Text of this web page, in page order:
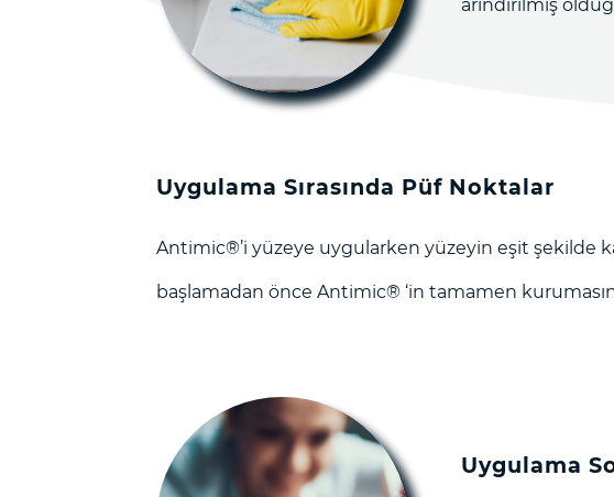
arındırılmış
Uygulama Sırasında Püf Noktalar
Antimic®️’i yüzeye uygularken yüzeyin eşit şekilde
başlamadan önce Antimic®️ ‘in tamamen
Uygulama